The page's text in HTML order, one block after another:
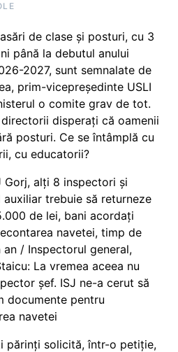
de clase și posturi, cu 3
până la debutul anului
2027, sunt semnalate de
prim-vicepreședinte USLI
o comite grav de tot.
directorii disperați că oamenii
posturi. Ce se întâmplă cu
cu educatorii?
Gorj, alți 8 inspectori și
auxiliar trebuie să returneze
de lei, bani acordați
navetei, timp de
an / Inspectorul general,
La vremea aceea nu
șef. ISJ ne-a cerut să
documente pentru
navetei
părinți solicită, într-o petiție,